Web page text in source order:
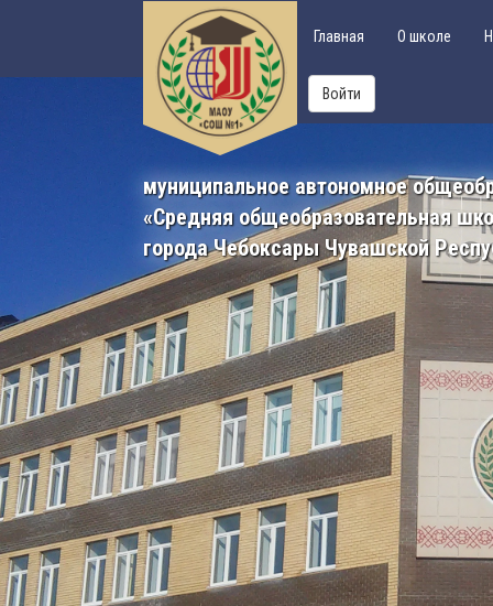
Главная О школе
Войти
муниципальное автономное
«Средняя общеобразовательная
города Чебоксары Чувашской